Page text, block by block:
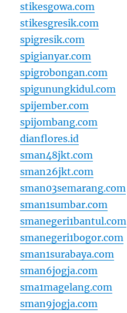
stikesgowa.com
stikesgresik.com
spigresik.com
spigianyar.com
spigrobongan.com
spigunungkidul.com
spijember.com
spijombang.com
dianflores.id
sman48jkt.com
sman26jkt.com
sman03semarang.com
sman1sumbar.com
smanegeri1bantul.com
smanegeri1bogor.com
sman1surabaya.com
sman6jogja.com
sma1magelang.com
sman9jogja.com